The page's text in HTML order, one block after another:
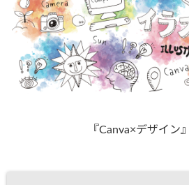
『Canva×デザイン